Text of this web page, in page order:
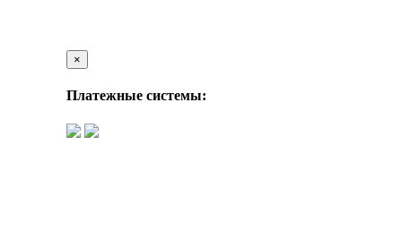
×
Платежные системы: